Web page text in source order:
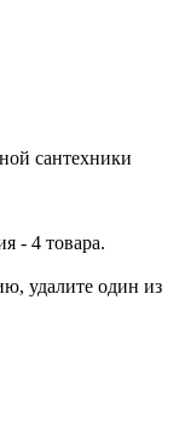
сантехники
- 4 товара.
удалите один из